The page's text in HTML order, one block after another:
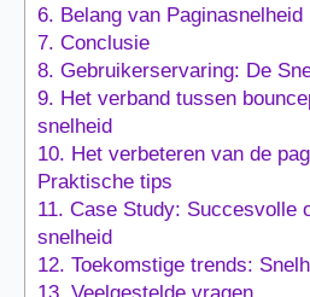
6. Belang van
7. Conclusie
8. Gebruikerservaring: De
9. Het verband tussen
snelheid
10. Het verbeteren van de
Praktische tips
11. Case Study: Succesvolle
snelheid
12. Toekomstige trends: